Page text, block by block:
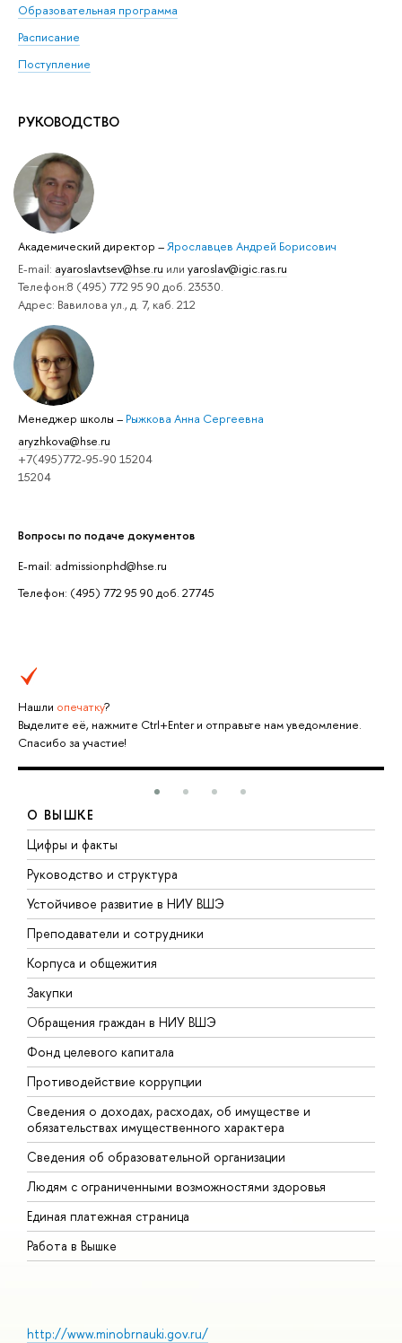
Образовательная программа
Расписание
Поступление
РУКОВОДСТВО
Академический директор – Ярославцев Андрей Борисович
E-mail: ayaroslavtsev@hse.ru или yaroslav@igic.ras.ru
Телефон:8 (495) 772 95 90 доб. 23530.
Адрес: Вавилова ул., д. 7, каб. 212
Менеджер школы – Рыжкова Анна Сергеевна
aryzhkova@hse.ru
+7(495)772-95-90 15204
15204
Вопросы по подаче документов
E-mail: admissionphd@hse.ru
Телефон: (495) 772 95 90 доб. 27745
Нашли опечатку?
Выделите её, нажмите Ctrl+Enter и отправьте нам уведомление.
Спасибо за участие!
О ВЫШКЕ
Цифры и факты
Руководство и структура
Устойчивое развитие в НИУ ВШЭ
Преподаватели и сотрудники
Корпуса и общежития
Закупки
Обращения граждан в НИУ ВШЭ
Фонд целевого капитала
Противодействие коррупции
Сведения о доходах, расходах, об имуществе и
обязательствах имущественного характера
Сведения об образовательной организации
Людям с ограниченными возможностями здоровья
Единая платежная страница
Работа в Вышке
http://www.minobrnauki.gov.ru/